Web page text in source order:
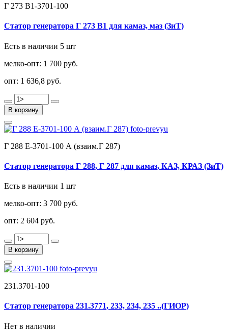
Г 273 В1-3701-100
Статор генератора Г 273 В1 для камаз, маз (ЗиТ)
Есть в наличии 5 шт
мелко-опт: 1 700 руб.
опт: 1 636,8 руб.
В корзину
Г 288 Е-3701-100 А (взаим.Г 287)
Статор генератора Г 288, Г 287 для камаз, КАЗ, КРАЗ (ЗиТ)
Есть в наличии 1 шт
мелко-опт: 3 700 руб.
опт: 2 604 руб.
В корзину
231.3701-100
Статор генератора 231.3771, 233, 234, 235 ..(ГИОР)
Нет в наличии